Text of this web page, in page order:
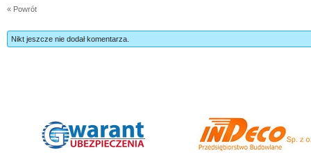
« Powrót
Nikt jeszcze nie dodał komentarza.